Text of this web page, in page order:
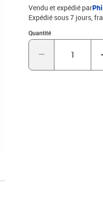
Vendu et expédié par
Expédié sous 7 jours,
Quantité
Quantité : 1